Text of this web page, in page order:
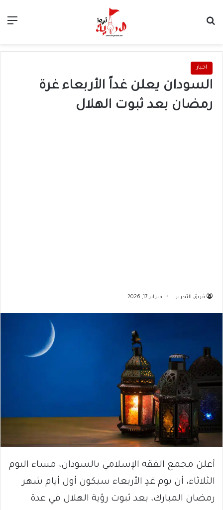
اخبار
السودان يعلن غداً الأربعاء غرة
رمضان بعد ثبوت الهلال
فريق التحرير فبراير 17, 2026
أعلن مجمع الفقه الإسلامي بالسودان، مساء اليوم
الثلاثاء، أن يوم غدٍ الأربعاء سيكون أول أيام شهر
رمضان المبارك، بعد ثبوت رؤية الهلال في عدة